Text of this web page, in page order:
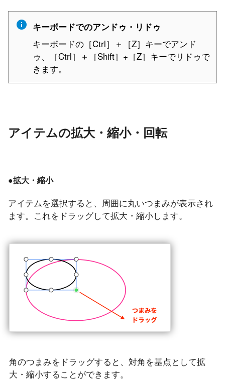
キーボードでのアンドゥ・リドゥ
キーボードの［Ctrl］＋［Z］キーでアンド
ゥ、［Ctrl］＋［Shift］+［Z］キーでリドゥで
きます。
アイテムの拡大・縮小・回転
●拡大・縮小
アイテムを選択すると、周囲に丸いつまみが表示され
ます。これをドラッグして拡大・縮小します。
角のつまみをドラッグすると、対角を基点として拡
大・縮小することができます。